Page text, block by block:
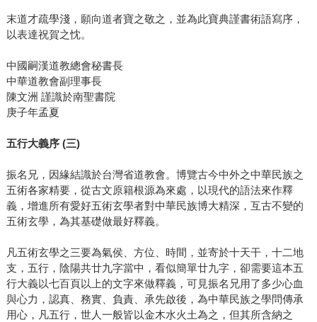
末道才疏學淺，願向道者寶之敬之，並為此寶典謹書術語寫序，
以表達祝賀之忱。
中國嗣漢道教總會秘書長
中華道教會副理事長
陳文洲 謹識於南聖書院
庚子年孟夏
五行大義序 (三)
振名兄，因緣結識於台灣省道教會。博覽古今中外之中華民族之
五術各家精要，從古文原籍根源為來處，以現代的語法來作釋
義，增進所有愛好五術玄學者對中華民族博大精深，互古不變的
五術玄學，為其基礎做最好釋義。
凡五術玄學之三要為氣侯、方位、時間，並寄於十天干，十二地
支，五行，陰陽共廿九字當中，看似簡單廿九字，卻需要這本五
行大義以七百頁以上的文字來做釋義，可見振名兄用了多少心血
與心力，認真、務實、負責、承先啟後，為中華民族之學問傳承
用心，凡五行，世人一般皆以金木水火土為之，但其所含納之